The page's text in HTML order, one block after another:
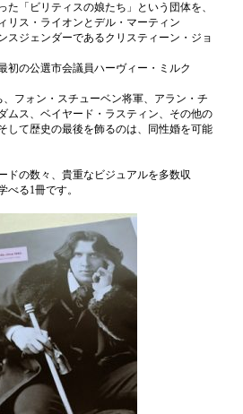
た「ビリティスの娘たち」という団体を、
リス・ライオンとデル・マーティン
スジェンダーであるクリスティーン・ジョ
初の公選市会議員ハーヴィー・ミルク
フォン・スチューベン将軍、アラン・チ
ムス、ベイヤード・ラスティン、その他の
して歴史の最後を飾るのは、同性婚を可能
ドの数々、貴重なビジュアルを多数収
る1冊です。